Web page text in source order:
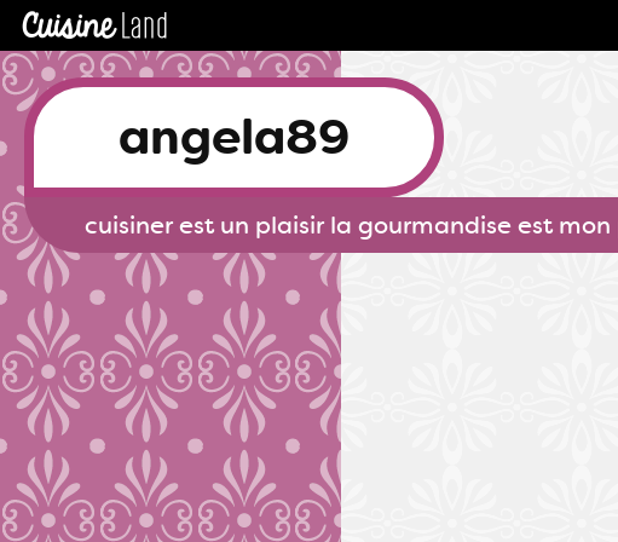
angela89
cuisiner est un plaisir la gourmandise est